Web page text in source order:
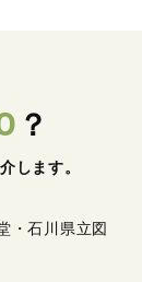
？
介します。
・石川県立図